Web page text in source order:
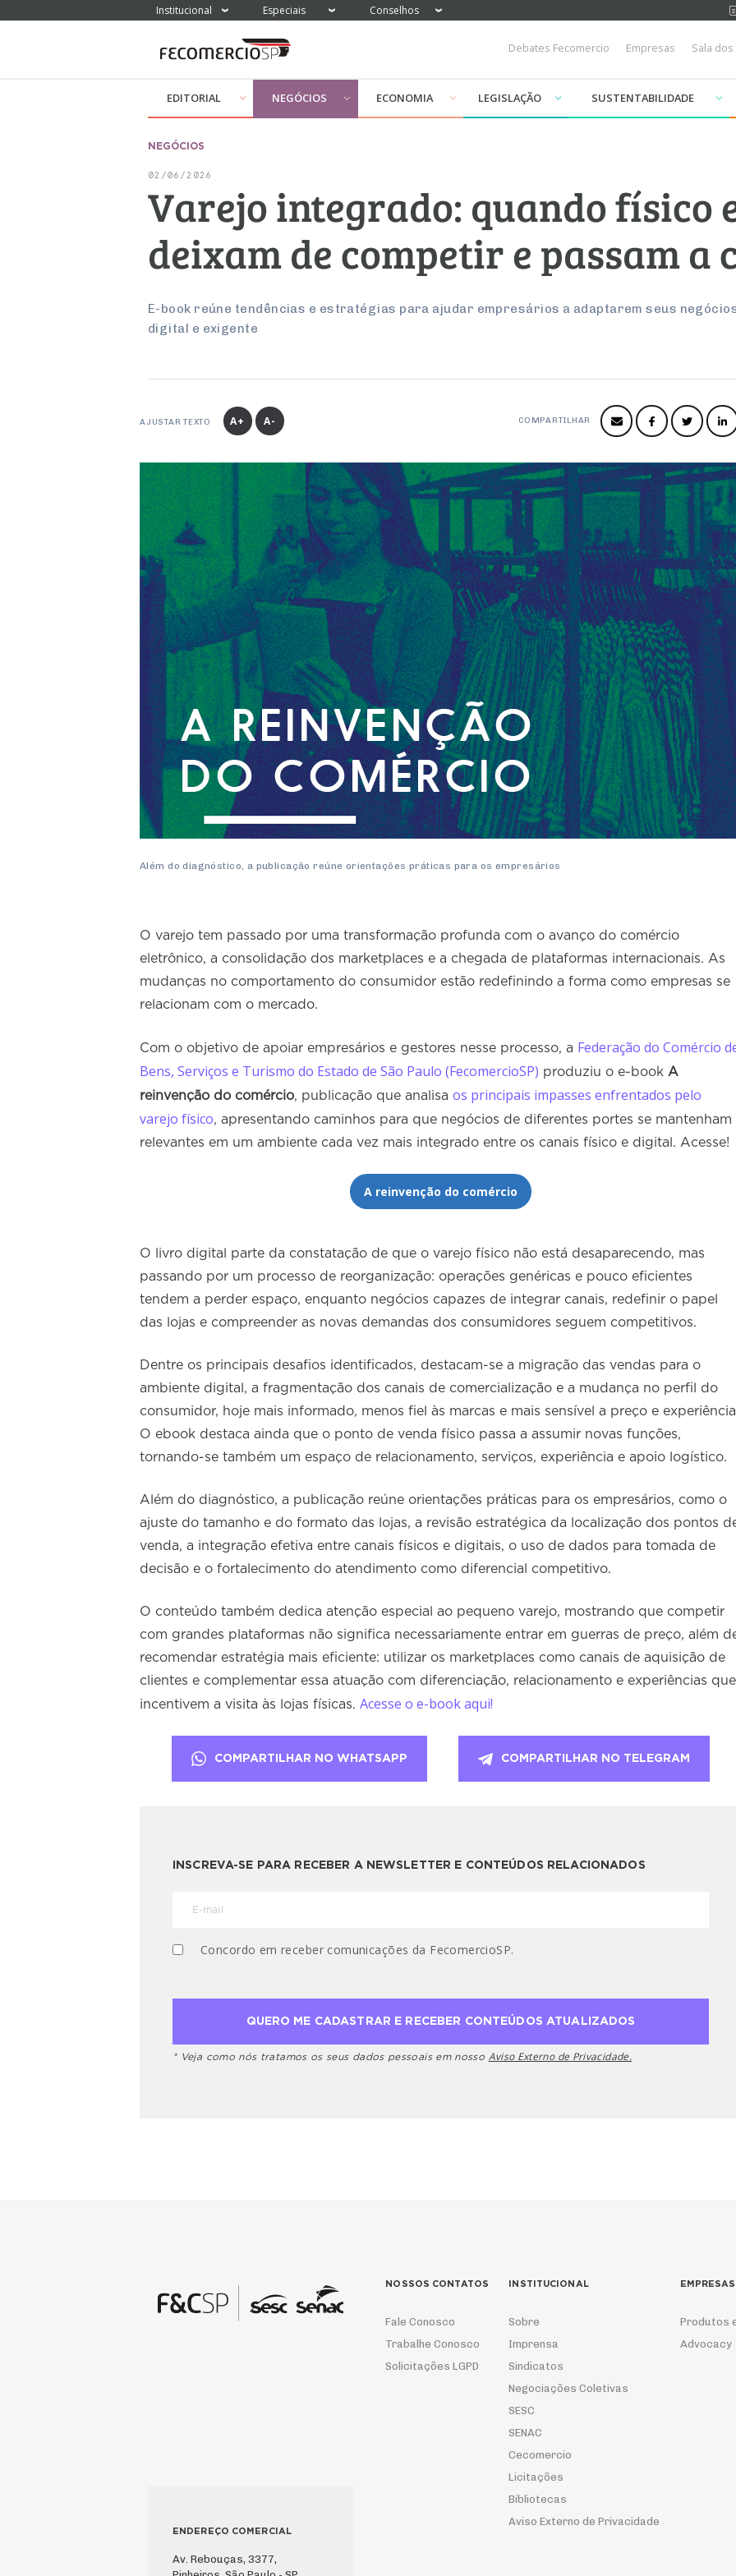
Institucional Especiais Conselhos
Debates Fecomercio Empresas Sala
EDITORIAL NEGÓCIOS ECONOMIA LEGISLAÇÃO SUSTENTABILIDADE
NEGÓCIOS
02/06/2026
Varejo integrado: quando físico
deixam de competir e passam a
E-book reúne tendências e estratégias para ajudar empresários a adaptarem seus
digital e exigente
AJUSTAR TEXTO A+ A- COMPARTILHAR
Além do diagnóstico, a publicação reúne orientações práticas para os empresários
O varejo tem passado por uma transformação profunda com o avanço do comércio
eletrônico, a consolidação dos marketplaces e a chegada de plataformas internacionais. As
mudanças no comportamento do consumidor estão redefinindo a forma como empresas se
relacionam com o mercado.
Com o objetivo de apoiar empresários e gestores nesse processo, a Federação do Comércio
Bens, Serviços e Turismo do Estado de São Paulo (FecomercioSP) produziu o e-book A
reinvenção do comércio, publicação que analisa os principais impasses enfrentados pelo
varejo físico, apresentando caminhos para que negócios de diferentes portes se mantenham
relevantes em um ambiente cada vez mais integrado entre os canais físico e digital. Acesse!
A reinvenção do comércio
O livro digital parte da constatação de que o varejo físico não está desaparecendo, mas
passando por um processo de reorganização: operações genéricas e pouco eficientes
tendem a perder espaço, enquanto negócios capazes de integrar canais, redefinir o papel
das lojas e compreender as novas demandas dos consumidores seguem competitivos.
Dentre os principais desafios identificados, destacam-se a migração das vendas para o
ambiente digital, a fragmentação dos canais de comercialização e a mudança no perfil do
consumidor, hoje mais informado, menos fiel às marcas e mais sensível a preço e
O ebook destaca ainda que o ponto de venda físico passa a assumir novas funções,
tornando-se também um espaço de relacionamento, serviços, experiência e apoio logístico.
Além do diagnóstico, a publicação reúne orientações práticas para os empresários, como o
ajuste do tamanho e do formato das lojas, a revisão estratégica da localização dos pontos
venda, a integração efetiva entre canais físicos e digitais, o uso de dados para tomada de
decisão e o fortalecimento do atendimento como diferencial competitivo.
O conteúdo também dedica atenção especial ao pequeno varejo, mostrando que competir
com grandes plataformas não significa necessariamente entrar em guerras de preço, além
recomendar estratégia mais eficiente: utilizar os marketplaces como canais de aquisição de
clientes e complementar essa atuação com diferenciação, relacionamento e experiências que
incentivem a visita às lojas físicas. Acesse o e-book aqui!
COMPARTILHAR NO WHATSAPP COMPARTILHAR NO TELEGRAM
INSCREVA-SE PARA RECEBER A NEWSLETTER E CONTEÚDOS RELACIONADOS
Concordo em receber comunicações da FecomercioSP.
* Veja como nós tratamos os seus dados pessoais em nosso Aviso Externo de Privacidade.
NOSSOS CONTATOS
Fale Conosco
Trabalhe Conosco
Solicitações LGPD
INSTITUCIONAL
Sobre
Imprensa
Sindicatos
Negociações Coletivas
SESC
SENAC
Cecomercio
Licitações
Bibliotecas
Aviso Externo de Privacidade
EMPRESAS
Produtos
Advocacy
ENDEREÇO COMERCIAL
Av. Rebouças, 3377,